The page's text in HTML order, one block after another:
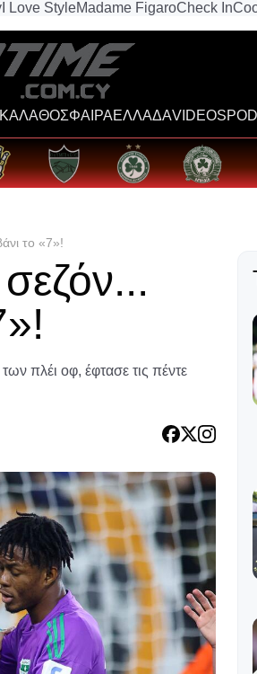
I Love StyleMadame FigaroCheck In
ΚΑΛΑΘΟΣΦΑΙΡΑΕΛΛΑΔΑVIDEOS
το «7»!
πλέι οφ, έφτασε τις πέντε